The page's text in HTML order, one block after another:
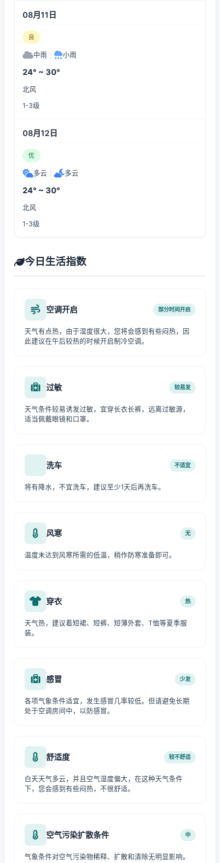
08月11日
良
中雨 小雨
24° ~ 30°
北风
1-3级
08月12日
优
多云 多云
24° ~ 30°
北风
1-3级
今日生活指数
空调开启 部分时间开启
天气有点热，由于湿度很大，您将会感到有些闷热，因
此建议在午后较热的时候开启制冷空调。
过敏 较易发
天气条件较易诱发过敏，宜穿长衣长裤，远离过敏源，
适当佩戴眼镜和口罩。
洗车 不适宜
将有降水，不宜洗车，建议至少1天后再洗车。
风寒 无
温度未达到风寒所需的低温，稍作防寒准备即可。
穿衣 热
天气热，建议着短裙、短裤、短薄外套、T恤等夏季服
装。
感冒 少发
各项气象条件适宜，发生感冒几率较低。但请避免长期
处于空调房间中，以防感冒。
舒适度 较不舒适
白天天气多云，并且空气湿度偏大，在这种天气条件
下，您会感到有些闷热，不很舒适。
空气污染扩散条件 中
气象条件对空气污染物稀释、扩散和清除无明显影响。